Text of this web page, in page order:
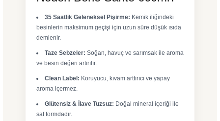
35 Saatlik Geleneksel Pişirme: Kemik iliğindeki
besinlerin maksimum geçişi için uzun süre düşük ısıda
demlenir.
Taze Sebzeler: Soğan, havuç ve sarımsak ile aroma
ve besin değeri artırılır.
Clean Label: Koruyucu, kıvam arttırıcı ve yapay
aroma içermez.
Glütensiz & İlave Tuzsuz: Doğal mineral içeriği ile
saf formdadır.